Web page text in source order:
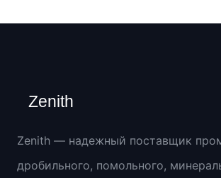
Zenith
Zenith — надежный поставщик
дробильного, помольного,